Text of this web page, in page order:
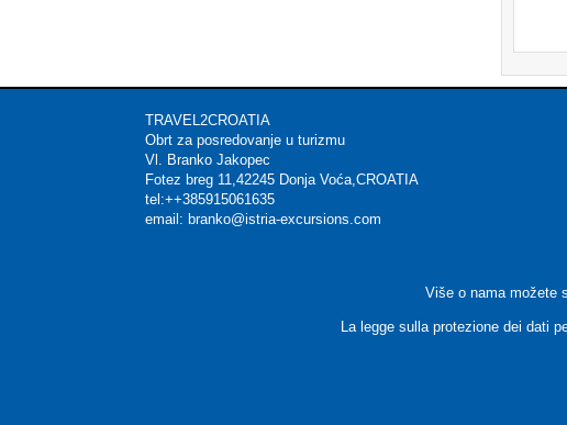
TRAVEL2CROATIA
Obrt za posredovanje u
Vl. Branko Jakopec
Fotez breg 11,42245 Donja
tel:++385915061635
email: branko@istria-
Više o nama možete
La legge sulla protezione dei dati